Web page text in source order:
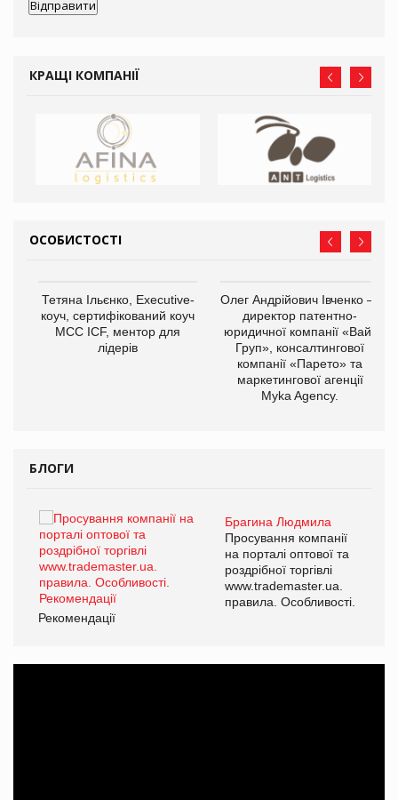
КРАЩІ КОМПАНІЇ
ОСОБИСТОСТІ
Тетяна Ільєнко, Executive-
коуч, сертифікований коуч
МСС ICF, ментор для
лідерів
Олег Андрійович Івченко —
директор патентно-
юридичної компанії «Вайз
Груп», консалтингової
компанії «Парето» та
маркетингової агенції
Myka Agency.
БЛОГИ
Брагина Людмила
Просування компанії
на порталі оптової та
роздрібної торгівлі
www.trademaster.ua.
правила. Особливості.
Рекомендації